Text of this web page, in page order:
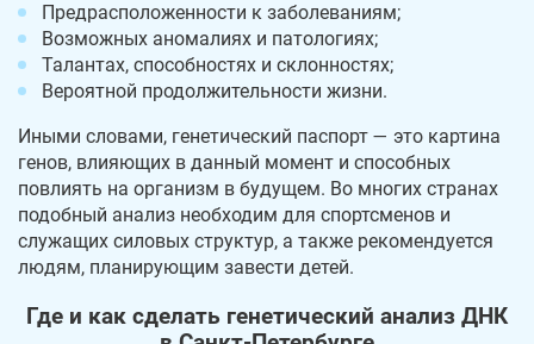
Предрасположенности к заболеваниям;
Возможных аномалиях и патологиях;
Талантах, способностях и склонностях;
Вероятной продолжительности жизни.
Иными словами, генетический паспорт — это картина
генов, влияющих в данный момент и способных
повлиять на организм в будущем. Во многих странах
подобный анализ необходим для спортсменов и
служащих силовых структур, а также рекомендуется
людям, планирующим завести детей.
Где и как сделать генетический анализ ДНК